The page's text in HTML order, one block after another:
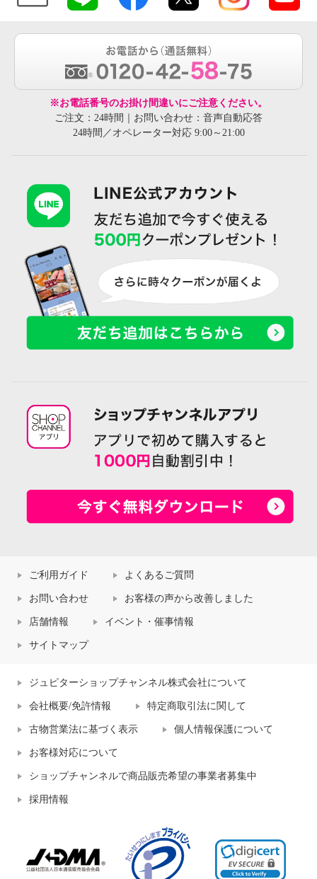
※お電話番号のお掛け間違いにご注意ください。
ご注文：24時間｜お問い合わせ：音声自動応答
24時間／オペレーター対応 9:00～21:00
ご利用ガイド よくあるご質問
お問い合わせ お客様の声から改善しました
店舗情報 イベント・催事情報
サイトマップ
ジュピターショップチャンネル株式会社について
会社概要/免許情報 特定商取引法に関して
古物営業法に基づく表示 個人情報保護について
お客様対応について
ショップチャンネルで商品販売希望の事業者募集中
採用情報